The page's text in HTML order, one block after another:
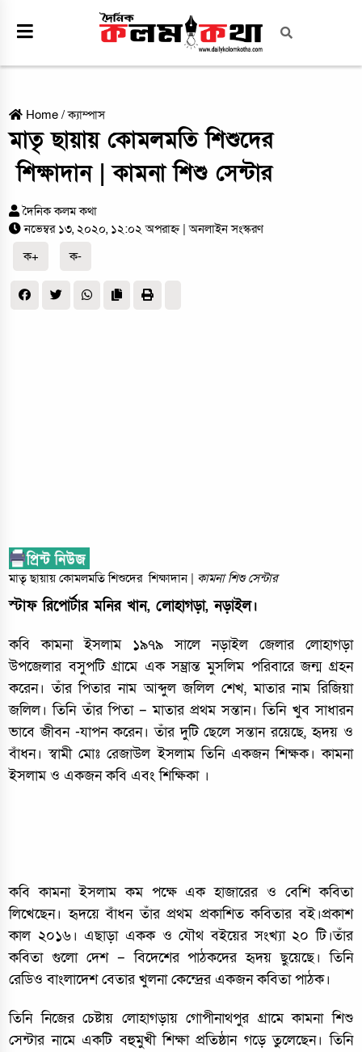
Home /ক্যাম্পাস
মাতৃ ছায়ায় কোমলমতি শিশুদের
শিক্ষাদান | কামনা শিশু সেন্টার
দৈনিক কলম কথা
নভেম্বর ১৩, ২০২০, ১২:০২ অপরাহ্ন | অনলাইন সংস্করণ
ক+
ক-
মাতৃ ছায়ায় কোমলমতি শিশুদের শিক্ষাদান | কামনা শিশু সেন্টার
স্টাফ রিপোর্টার মনির খান, লোহাগড়া, নড়াইল।
কবি কামনা ইসলাম ১৯৭৯ সালে নড়াইল জেলার লোহাগড়া
উপজেলার বসুপটি গ্রামে এক সম্ভ্রান্ত মুসলিম পরিবারে জন্ম গ্রহন
করেন। তাঁর পিতার নাম আব্দুল জলিল শেখ, মাতার নাম রিজিয়া
জলিল। তিনি তাঁর পিতা – মাতার প্রথম সন্তান। তিনি খুব সাধারন
ভাবে জীবন -যাপন করেন। তাঁর দুটি ছেলে সন্তান রয়েছে, হৃদয় ও
বাঁধন। স্বামী মোঃ রেজাউল ইসলাম তিনি একজন শিক্ষক। কামনা
ইসলাম ও একজন কবি এবং শিক্ষিকা ।
কবি কামনা ইসলাম কম পক্ষে এক হাজারের ও বেশি কবিতা
লিখেছেন। হৃদয়ে বাঁধন তাঁর প্রথম প্রকাশিত কবিতার বই।প্রকাশ
কাল ২০১৬। এছাড়া একক ও যৌথ বইয়ের সংখ্যা ২০ টি।তাঁর
কবিতা গুলো দেশ – বিদেশের পাঠকদের হৃদয় ছুয়েছে। তিনি
রেডিও বাংলাদেশ বেতার খুলনা কেন্দ্রের একজন কবিতা পাঠক।
তিনি নিজের চেষ্টায় লোহাগড়ায় গোপীনাথপুর গ্রামে কামনা শিশু
সেন্টার নামে একটি বহুমুখী শিক্ষা প্রতিষ্ঠান গড়ে তুলেছেন। তিনি